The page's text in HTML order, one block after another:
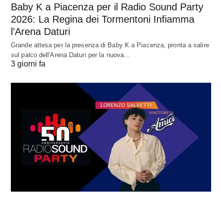
Baby K a Piacenza per il Radio Sound Party
2026: La Regina dei Tormentoni Infiamma
l’Arena Daturi
Grande attesa per la presenza di Baby K a Piacenza, pronta a salire
sul palco dell'Arena Daturi per la nuova…
3 giorni fa